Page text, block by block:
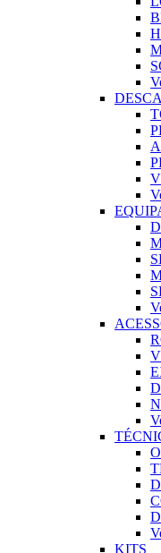
KITS